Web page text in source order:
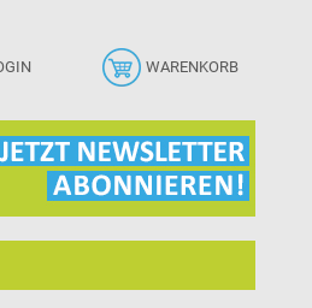
WARENKORB